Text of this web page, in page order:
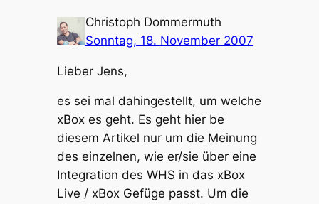
Christoph Dommermuth
Sonntag, 18. November 2007
Lieber Jens,
es sei mal dahingestellt, um welche
xBox es geht. Es geht hier be
diesem Artikel nur um die Meinung
des einzelnen, wie er/sie über eine
Integration des WHS in das xBox
Live / xBox Gefüge passt. Um die